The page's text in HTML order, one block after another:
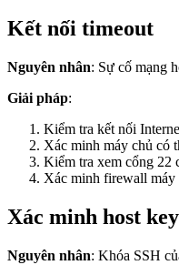
Kết nối timeout
Nguyên nhân: Sự cố mạng
Giải pháp:
Kiểm tra kết nối
Xác minh máy chủ có
Kiểm tra xem cổng 22
Xác minh firewall máy
Xác minh host
Nguyên nhân: Khóa SSH